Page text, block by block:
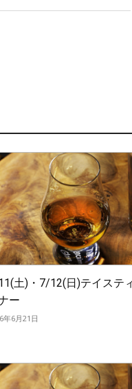
土)・7/12(日)テイステ
ー
年6月21日